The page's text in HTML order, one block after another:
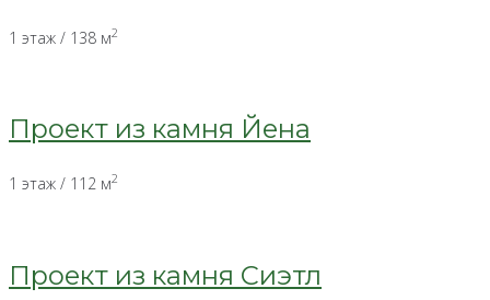
1 этаж / 138 м2
Проект из камня Йена
1 этаж / 112 м2
Проект из камня Сиэтл